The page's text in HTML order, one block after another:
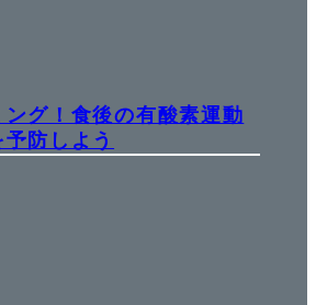
グ！食後の有酸素運動
防しよう